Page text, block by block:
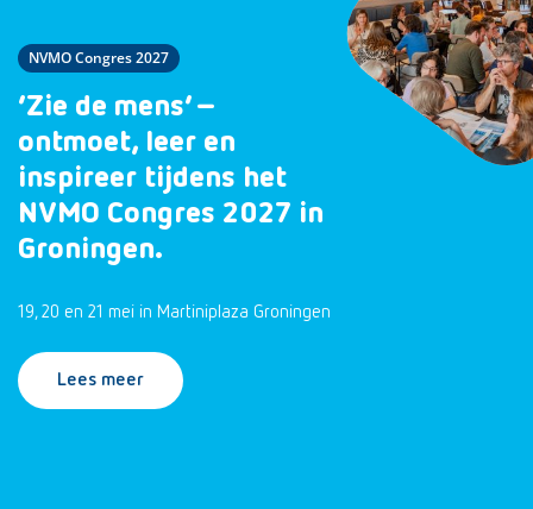
NVMO Congres 2027
‘Zie de mens’ –
ontmoet, leer en
inspireer tijdens het
NVMO Congres 2027 in
Groningen.
19, 20 en 21 mei in Martiniplaza Groningen
Lees meer